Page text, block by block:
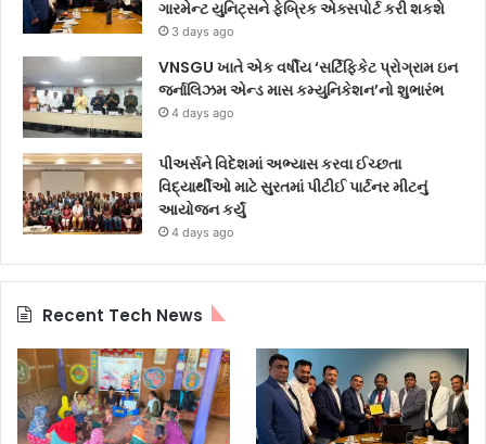
ગારમેન્ટ યુનિટ્સને ફેબ્રિક એક્સપોર્ટ કરી શકશે
3 days ago
VNSGU ખાતે એક વર્ષીય ‘સર્ટિફિકેટ પ્રોગ્રામ ઇન
જર્નાલિઝમ એન્ડ માસ કમ્યુનિકેશન’નો શુભારંભ
4 days ago
પીઅર્સને વિદેશમાં અભ્યાસ કરવા ઈચ્છતા
વિદ્યાર્થીઓ માટે સુરતમાં પીટીઈ પાર્ટનર મીટનું
આયોજન કર્યું
4 days ago
Recent Tech News